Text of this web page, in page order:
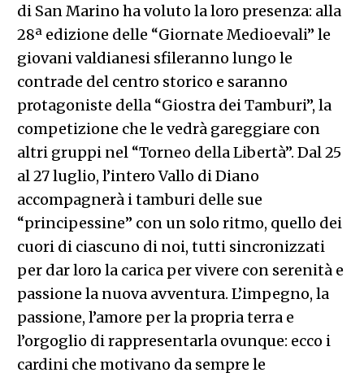
di San Marino ha voluto la loro presenza: alla
28ª edizione delle “Giornate Medioevali” le
giovani valdianesi sfileranno lungo le
contrade del centro storico e saranno
protagoniste della “Giostra dei Tamburi”, la
competizione che le vedrà gareggiare con
altri gruppi nel “Torneo della Libertà”. Dal 25
al 27 luglio, l’intero Vallo di Diano
accompagnerà i tamburi delle sue
“principessine” con un solo ritmo, quello dei
cuori di ciascuno di noi, tutti sincronizzati
per dar loro la carica per vivere con serenità e
passione la nuova avventura. L’impegno, la
passione, l’amore per la propria terra e
l’orgoglio di rappresentarla ovunque: ecco i
cardini che motivano da sempre le